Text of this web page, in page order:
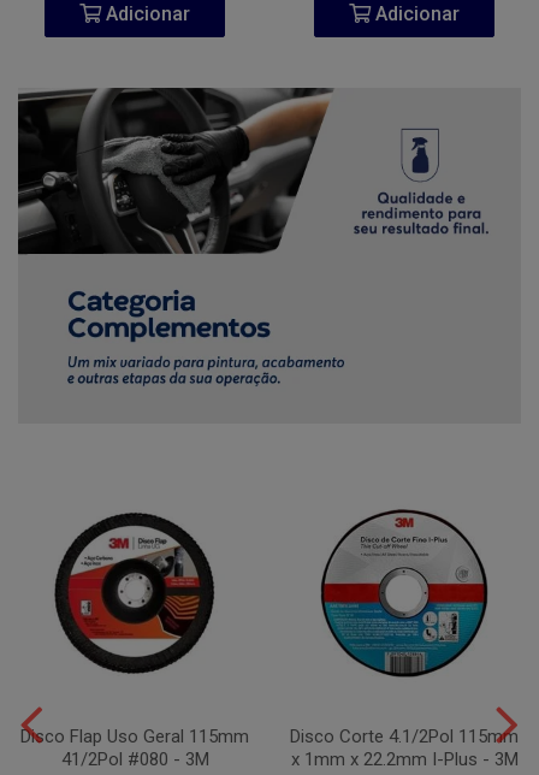
Adicionar Adicionar
Disco Flap Uso Geral 115mm
41/2Pol #080 - 3M
Disco Corte 4.1/2Pol 115mm
x 1mm x 22.2mm I-Plus - 3M